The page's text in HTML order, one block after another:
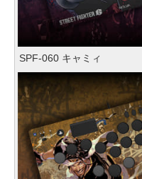
SPF-060 キャミィ